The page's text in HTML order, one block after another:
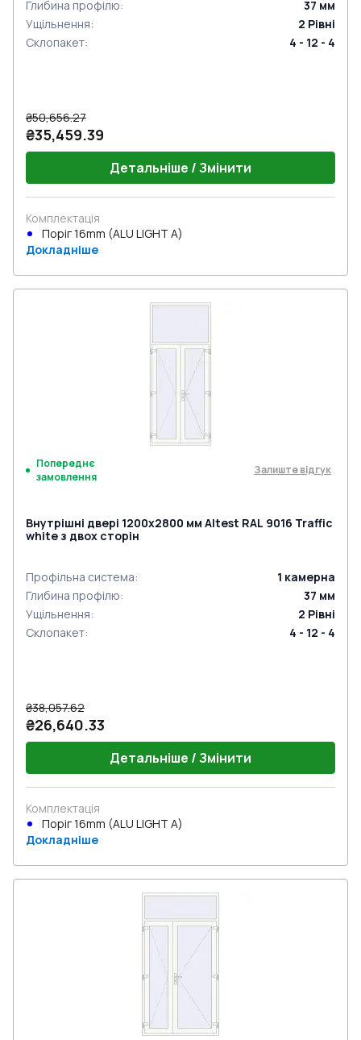
Глибина профілю: 37 мм
Ущільнення: 2 Рівні
Склопакет: 4 - 12 - 4
₴50,656.27
₴35,459.39
Детальніше / Змінити
Комплектація
Поріг 16mm (ALU LIGHT A)
Докладніше
Попереднє
замовлення
Залиште відгук
Внутрішні двері 1200x2800 мм Altest RAL 9016 Traffic
white з двох сторін
Профільна система: 1 камерна
Глибина профілю: 37 мм
Ущільнення: 2 Рівні
Склопакет: 4 - 12 - 4
₴38,057.62
₴26,640.33
Детальніше / Змінити
Комплектація
Поріг 16mm (ALU LIGHT A)
Докладніше